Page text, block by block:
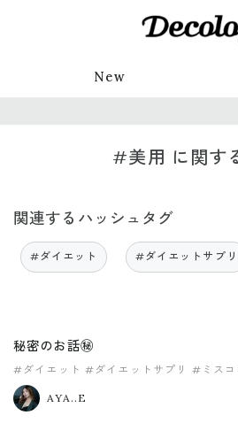
New
#美用 に関す
関連するハッシュタグ
#ダイエット #ダイエットサプリ
秘密のお話㊙️
#ダイエット #ダイエットサプリ #ミスコ
AYA..E